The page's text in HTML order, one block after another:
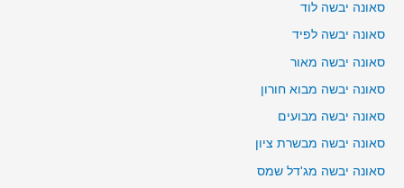
סאונה יבשה לוד
סאונה יבשה לפיד
סאונה יבשה מאור
סאונה יבשה מבוא חורון
סאונה יבשה מבועים
סאונה יבשה מבשרת ציון
סאונה יבשה מג'דל שמס